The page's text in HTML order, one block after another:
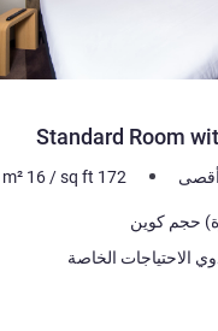
Standard Room
m² 16 /sq ft 172
الاحتياجات الخاصة